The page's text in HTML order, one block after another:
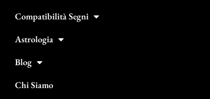
Compatibilità Segni
Astrologia
Blog
Chi Siamo